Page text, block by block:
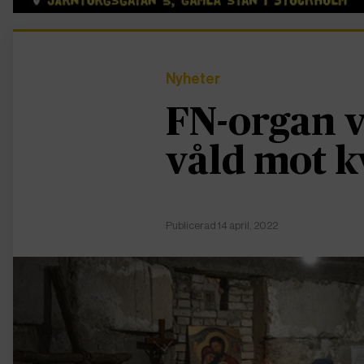
Nyheter
FN-organ
våld mot
Publicerad 14 april, 2022